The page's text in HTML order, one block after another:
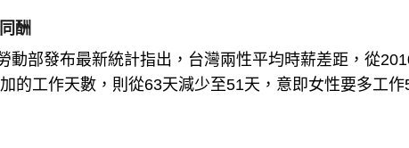
酬
動部發布最新統計指出，台灣兩性平均時薪差距，從
的工作天數，則從63天減少至51天，意即女性要多工作